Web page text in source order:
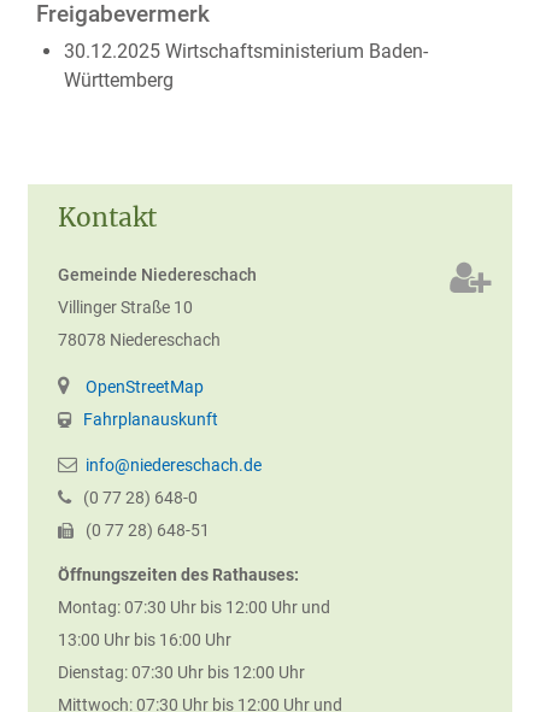
Kontakt
Gemeinde Niedereschach
Villinger Straße 10
78078 Niedereschach
OpenStreetMap
Fahrplanauskunft
info@niedereschach.de
(0 7728) 648-0
(0 7728) 648-51
Öffnungszeiten des Rathauses:
Montag: 07:30 Uhr bis 12:00 Uhr und
13:00 Uhr bis 16:00 Uhr
Dienstag: 07:30 Uhr bis 12:00 Uhr
Mittwoch: 07:30 Uhr bis 12:00 Uhr und
Freigabevermerk
30.12.2025 Wirtschaftsministerium Baden-
Württemberg